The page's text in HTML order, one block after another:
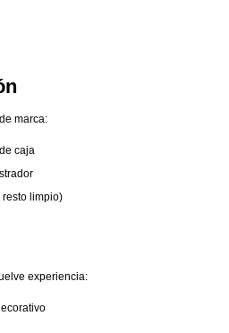
marca:
caja
limpio)
experiencia: